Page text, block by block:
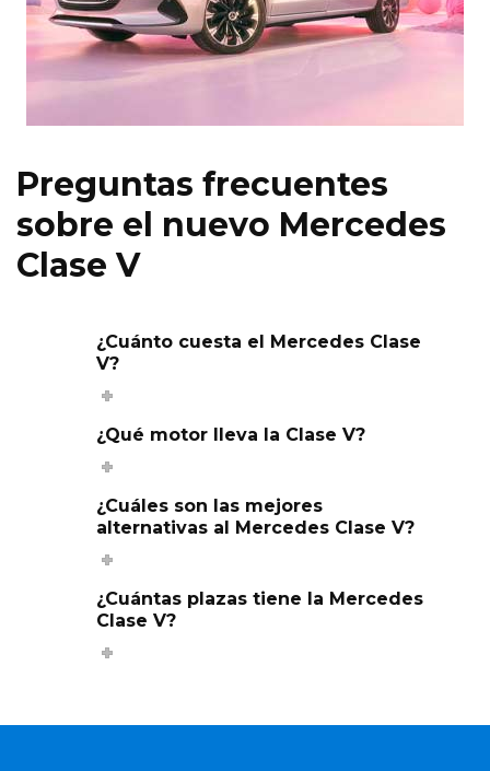
Preguntas frecuentes
sobre el nuevo Mercedes
Clase V
¿Cuánto cuesta el Mercedes Clase
V?
¿Qué motor lleva la Clase V?
¿Cuáles son las mejores
alternativas al Mercedes Clase V?
¿Cuántas plazas tiene la Mercedes
Clase V?